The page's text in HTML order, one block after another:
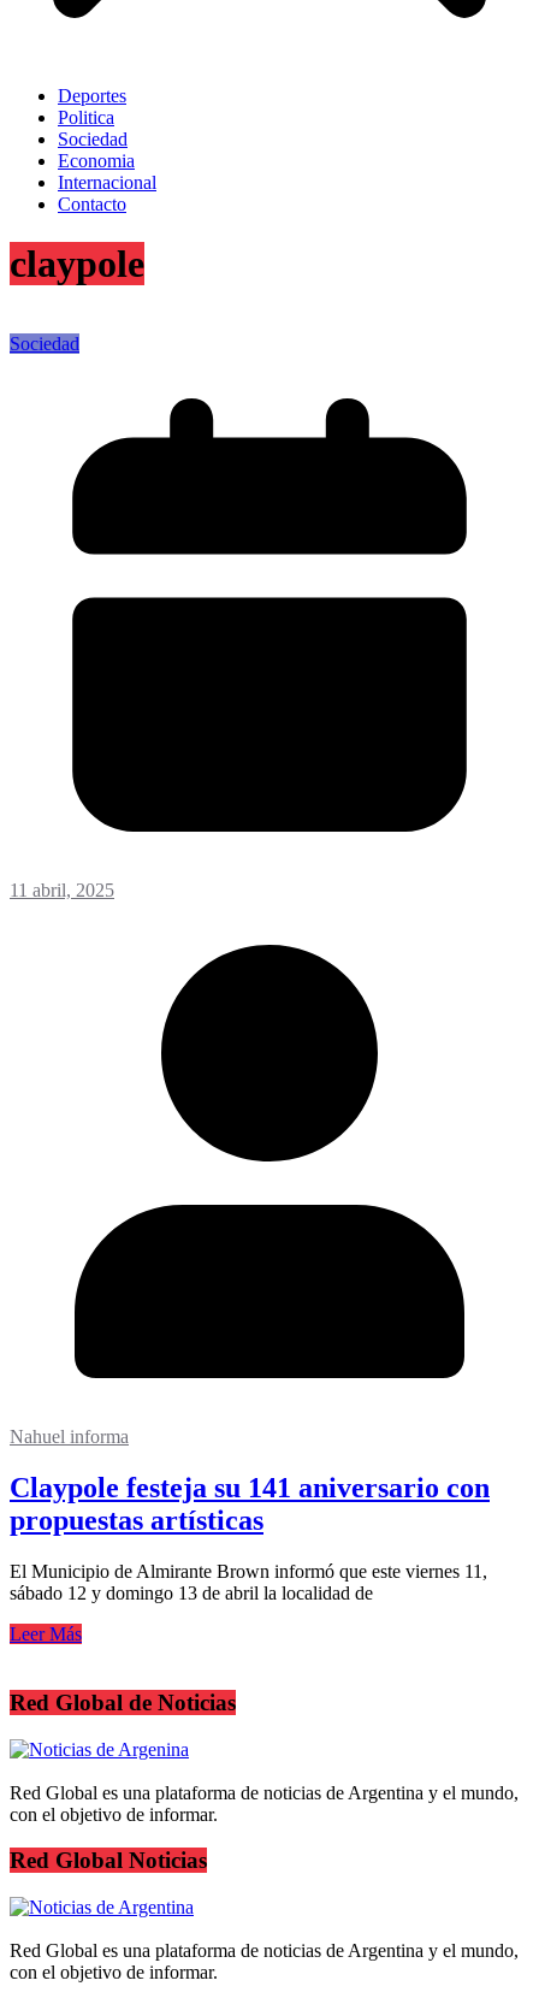
Deportes
Politica
Sociedad
Economia
Internacional
Contacto
claypole
Sociedad
11 abril, 2025
Nahuel informa
Claypole festeja su 141 aniversario con
propuestas artísticas
El Municipio de Almirante Brown informó que este viernes 11,
sábado 12 y domingo 13 de abril la localidad de
Leer Más
Red Global de Noticias
Red Global es una plataforma de noticias de Argentina y el mundo,
con el objetivo de informar.
Red Global Noticias
Red Global es una plataforma de noticias de Argentina y el mundo,
con el objetivo de informar.